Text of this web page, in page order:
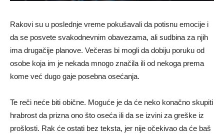
Rakovi su u poslednje vreme pokušavali da potisnu emocije i
da se posvete svakodnevnim obavezama, ali sudbina za njih
ima drugačije planove. Večeras bi mogli da dobiju poruku od
osobe koja im je nekada mnogo značila ili od nekoga prema
kome već dugo gaje posebna osećanja.
Te reči neće biti obične. Moguće je da će neko konačno skupiti
hrabrost da prizna ono što oseća ili da se izvini za greške iz
prošlosti. Rak će ostati bez teksta, jer nije očekivao da će baš